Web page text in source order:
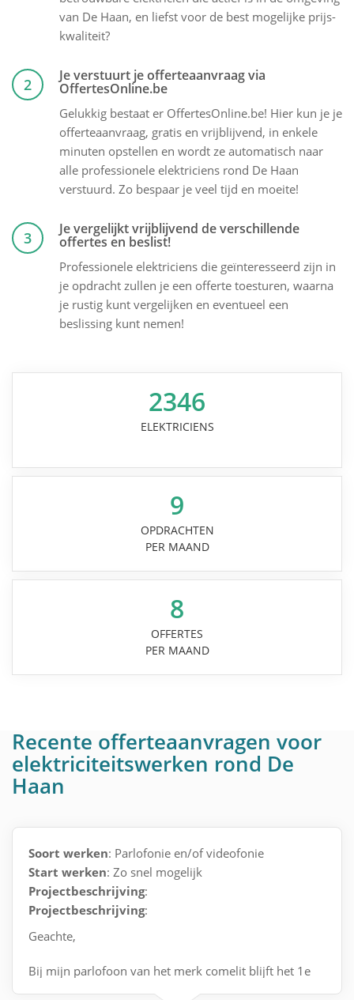
van De Haan, en liefst voor de best mogelijke prijs-
kwaliteit?
2 Je verstuurt je offerteaanvraag via
OffertesOnline.be
Gelukkig bestaat er OffertesOnline.be! Hier kun je je
offerteaanvraag, gratis en vrijblijvend, in enkele
minuten opstellen en wordt ze automatisch naar
alle professionele elektriciens rond De Haan
verstuurd. Zo bespaar je veel tijd en moeite!
3 Je vergelijkt vrijblijvend de verschillende
offertes en beslist!
Professionele elektriciens die geïnteresseerd zijn in
je opdracht zullen je een offerte toesturen, waarna
je rustig kunt vergelijken en eventueel een
beslissing kunt nemen!
2346
ELEKTRICIENS
9
OPDRACHTEN
PER MAAND
8
OFFERTES
PER MAAND
Recente offerteaanvragen voor
elektriciteitswerken rond De
Haan
Soort werken: Parlofonie en/of videofonie
Start werken: Zo snel mogelijk
Projectbeschrijving:
Projectbeschrijving:
Geachte,
Bij mijn parlofoon van het merk comelit blijft het 1e